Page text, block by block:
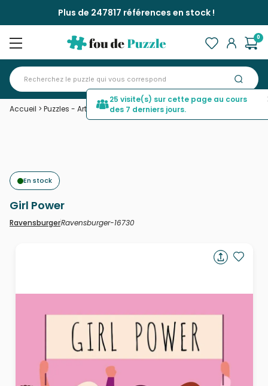
Plus de 247817 références en stock !
0
Accueil > Puzzles - Art Girl Power
En stock
Girl Power
RavensburgerRavensburger-16730
25 visite(s) sur cette page au cours
des 7 derniers jours.